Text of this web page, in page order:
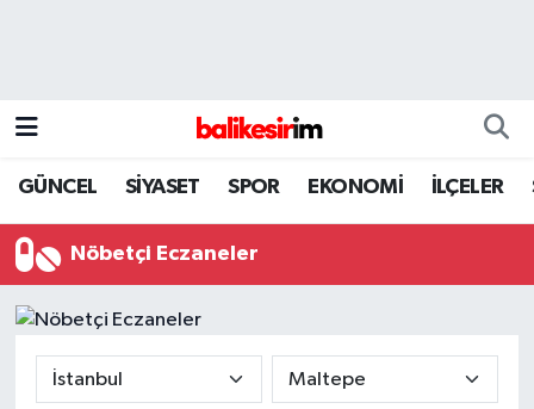
GÜNCEL SİYASET SPOR EKONOMİ İLÇELER
Nöbetçi Eczaneler